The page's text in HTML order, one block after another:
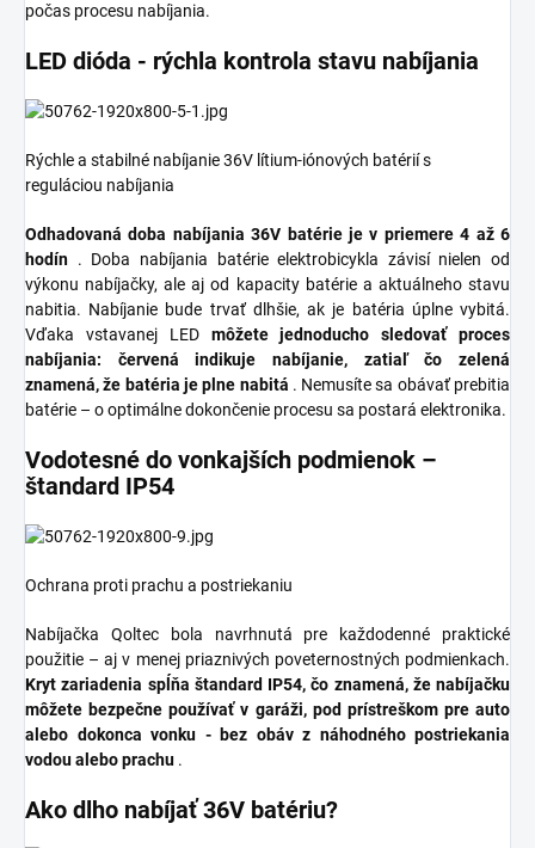
počas procesu nabíjania.
LED dióda - rýchla kontrola stavu nabíjania
Rýchle a stabilné nabíjanie 36V lítium-iónových batérií s
reguláciou nabíjania
Odhadovaná doba nabíjania 36V batérie je v priemere 4 až 6
hodín . Doba nabíjania batérie elektrobicykla závisí nielen od
výkonu nabíjačky, ale aj od kapacity batérie a aktuálneho stavu
nabitia. Nabíjanie bude trvať dlhšie, ak je batéria úplne vybitá.
Vďaka vstavanej LED môžete jednoducho sledovať proces
nabíjania: červená indikuje nabíjanie, zatiaľ čo zelená
znamená, že batéria je plne nabitá . Nemusíte sa obávať prebitia
batérie – o optimálne dokončenie procesu sa postará elektronika.
Vodotesné do vonkajších podmienok –
štandard IP54
Ochrana proti prachu a postriekaniu
Nabíjačka Qoltec bola navrhnutá pre každodenné praktické
použitie – aj v menej priaznivých poveternostných podmienkach.
Kryt zariadenia spĺňa štandard IP54, čo znamená, že nabíjačku
môžete bezpečne používať v garáži, pod prístreškom pre auto
alebo dokonca vonku - bez obáv z náhodného postriekania
vodou alebo prachu .
Ako dlho nabíjať 36V batériu?